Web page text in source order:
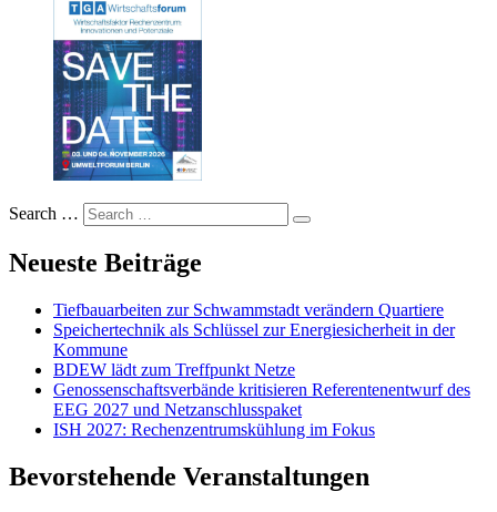
Search …
Neueste Beiträge
Tiefbauarbeiten zur Schwammstadt verändern Quartiere
Speichertechnik als Schlüssel zur Energiesicherheit in der
Kommune
BDEW lädt zum Treffpunkt Netze
Genossenschaftsverbände kritisieren Referentenentwurf des
EEG 2027 und Netzanschlusspaket
ISH 2027: Rechenzentrumskühlung im Fokus
Bevorstehende Veranstaltungen